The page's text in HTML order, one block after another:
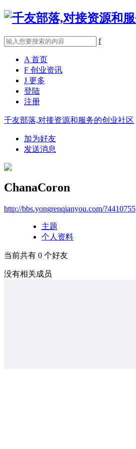
f
A 首页
F 创业资讯
J 更多
登陆
注册
千友部落,对接资源和服务的创业社区
加为好友
发送消息
ChanaCoron
http://bbs.yongrenqianyou.com/?4410755
主题
个人资料
当前共有 0 个好友
没有相关成员